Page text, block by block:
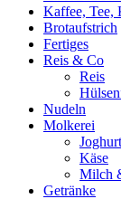
Kaffee, Tee,
Brotaufstrich
Fertiges
Reis & Co
Reis
Nudeln
Molkerei
Käse
Milch
Getränke